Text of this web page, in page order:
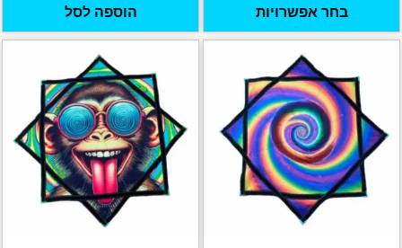
בחר אפשרויות
יש
לבחור
האפשרויות
בעמוד
הוספה לסל